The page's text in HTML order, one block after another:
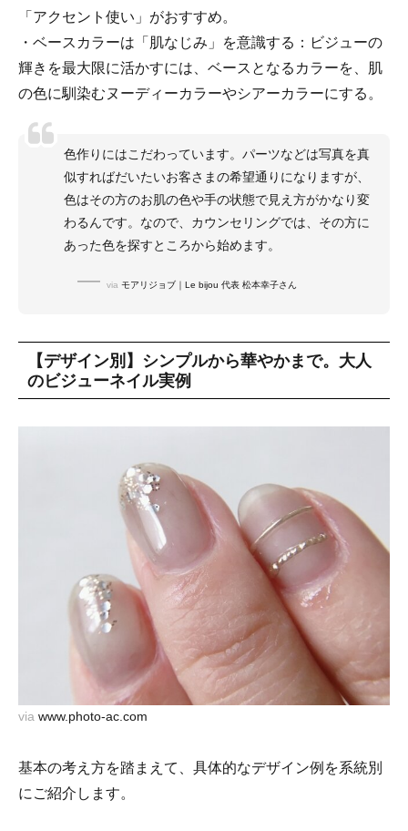
「アクセント使い」がおすすめ。
・ベースカラーは「肌なじみ」を意識する：ビジューの
輝きを最大限に活かすには、ベースとなるカラーを、肌
の色に馴染むヌーディーカラーやシアーカラーにする。
色作りにはこだわっています。パーツなどは写真を真
似すればだいたいお客さまの希望通りになりますが、
色はその方のお肌の色や手の状態で見え方がかなり変
わるんです。なので、カウンセリングでは、その方に
あった色を探すところから始めます。
via モアリジョブ｜Le bijou 代表 松本幸子さん
【デザイン別】シンプルから華やかまで。大人
のビジューネイル実例
via www.photo-ac.com
基本の考え方を踏まえて、具体的なデザイン例を系統別
にご紹介します。